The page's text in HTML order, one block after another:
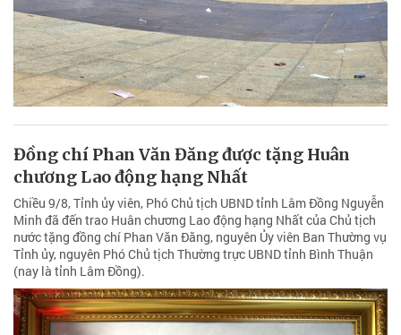
Đồng chí Phan Văn Đăng được tặng Huân
chương Lao động hạng Nhất
Chiều 9/8, Tỉnh ủy viên, Phó Chủ tịch UBND tỉnh Lâm Đồng Nguyễn
Minh đã đến trao Huân chương Lao động hạng Nhất của Chủ tịch
nước tặng đồng chí Phan Văn Đăng, nguyên Ủy viên Ban Thường vụ
Tỉnh ủy, nguyên Phó Chủ tịch Thường trực UBND tỉnh Bình Thuận
(nay là tỉnh Lâm Đồng).